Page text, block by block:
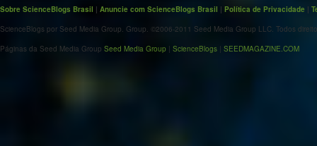
Sobre ScienceBlogs Brasil | Anuncie com ScienceBlogs Brasil | Política de Privacidade |
ScienceBlogs por Seed Media Group. Group. ©2006-2011 Seed Media Group LLC. Todos
Páginas da Seed Media Group Seed Media Group | ScienceBlogs | SEEDMAGAZINE.COM